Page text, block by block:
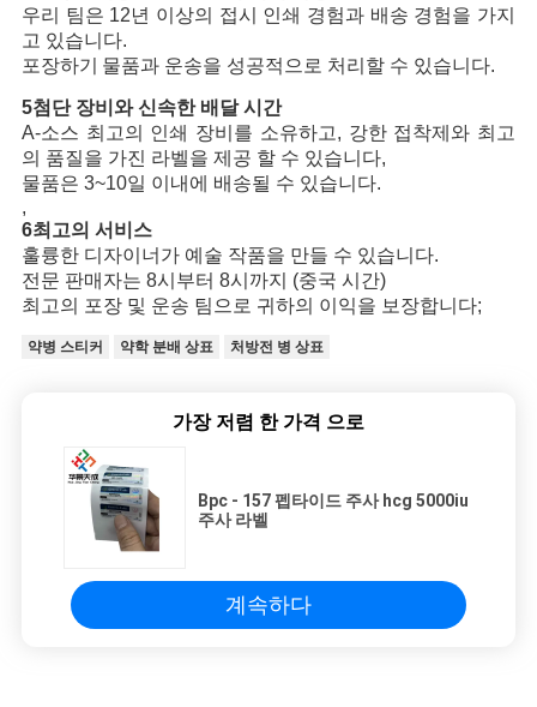
우리 팀은 12년 이상의 접시 인쇄 경험과 배송 경험을 가지
고 있습니다.
포장하기
물품과 운송을 성공적으로 처리할 수 있습니다.
5첨단 장비와 신속한 배달 시간
A-소스 최고의 인쇄 장비를 소유하고, 강한 접착제와 최고
의 품질을 가진 라벨을 제공 할 수 있습니다,
물품은 3~10일 이내에 배송될 수 있습니다.
,
6최고의 서비스
훌륭한 디자이너가 예술 작품을 만들 수 있습니다.
전문 판매자는 8시부터 8시까지 (중국 시간)
최고의 포장 및 운송 팀으로 귀하의 이익을 보장합니다;
약병 스티커 약학 분배 상표 처방전 병 상표
가장 저렴 한 가격 으로
Bpc - 157 펩타이드 주사 hcg 5000iu
주사 라벨
계속하다